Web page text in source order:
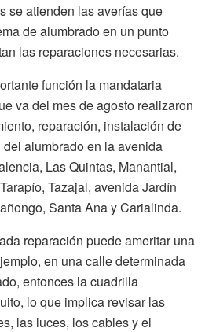
se atienden las averías que
de alumbrado en un punto
las reparaciones necesarias.
función la mandataria
va del mes de agosto realizaron
reparación, instalación de
alumbrado en la avenida
Las Quintas, Manantial,
Tazajal, avenida Jardín
Santa Ana y Carialinda.
reparación puede ameritar una
en una calle determinada
entonces la cuadrilla
lo que implica revisar las
las luces, los cables y el